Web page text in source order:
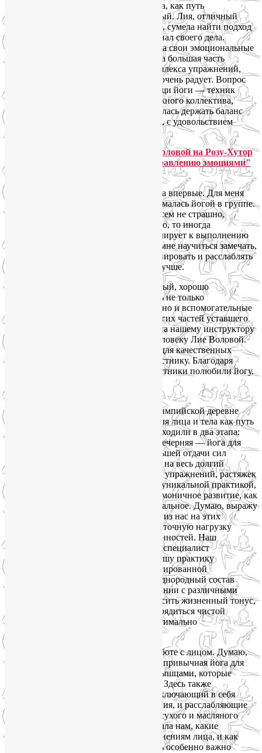
Горный Йога-тур «Йога для лица и тела, как путь
к управлению эмоциями» был шикарный. Лия, отличный
тренер, человек внимательный, чуткий, сумела найти подход
к каждому участнику тура. Профессионал своего дела.
Во время занятий по йоге я проработала свои эмоциональные
блоки и зажимы в теле. В йоге для лица большая часть
мимических морщин при помощи комплекса упражнений,
которые нам давала Лия, исчезли. Это очень радует. Вопрос
в услуге косметолога отпал. При помощи йоги — техник
и методик от Лии — и поддержки дружного коллектива,
проработала свой страх высоты. Научилась держать баланс
и быть более гибкой. Я очень довольна, с удовольствием
В такого рода мероприятии участвовала впервые. Для меня
это был новый опыт: я никогда не занималась йогой в группе.
К моему удивлению, это оказалось совсем не страшно,
а местами даже весело)) А если серьёзно, то иногда
присутствие других участников стимулирует к выполнению
сложных асан. Йога для лица помогла мне научиться замечать,
как работают мышцы лица, как их тренировать и расслаблять
и что нужно делать, чтобы выглядеть лучше.
К тому же, нам предоставили прекрасный, хорошо
оборудованный зал, в котором нашлись не только
необходимые для занятий йогой вещи, но и вспомогательные
штучки для раскатывания спины и других частей уставшего
тела)) Ну и, конечно, я очень благодарна нашему инструктору
и просто замечательному и доброму человеку Лие Воловой.
Она умеет создать нужную атмосферу для качественных
занятий и найти подход к каждому участнику. Благодаря
её неисчерпаемой энергии многие участники полюбили йогу.
Со 2 по 9 июня 2019 года в Горной Олимпийской деревне
Роза Хутор проходил йога-тур «Йога для лица и тела как путь
к управлению эмоциями». Занятия проходили в два этапа:
утренняя практика— йога для тела, и вечерняя — йога для
лица. Утренние занятия требовали большей отдачи сил
и способствовали подзарядке энергией на весь долгий
насыщенный день. Сочетание силовых упражнений, растяжек
и релаксационных техник делает йогу уникальной практикой,
обеспечивающей любому человеку гармоничное развитие, как
физическое, так и духовное, и эмоциональное. Думаю, выражу
общее мнение, если скажу, что каждый из нас на этих
занятиях получал необходимую и достаточную нагрузку
с учётом своих индивидуальных особенностей. Наш
инструктор, йогатерапевт Лия Волова, специалист
высочайшего класса, сумела сделать нашу практику
разнообразной, увлекательной, сбалансированной
и посильной для всех, несмотря на неоднородный состав
групп. Физическая активность в сочетании с различными
психотехниками, позволяющими повысить жизненный тонус,
добавить позитивный настрой и подзарядиться чистой
энергией гор, сделали эти занятия максимально
Вечерняя практика была посвящена работе с лицом. Думаю,
для многих это было сложнее, чем уже привычная йога для
тела, так как приходилось работать с мышцами, которые
мы обычно не осознаем и не ощущаем. Здесь также
практиковался комплексный подход, включающий в себя
и силовые, и растягивающие упражнения, и расслабляющие
техники, в том числе различные виды сухого и масляного
самомассажа. Лия подробно рассказывала нам, какие
процессы приводят к возрастным изменениям лица, и как
бороться с этими изменениями. И здесь особенно важно